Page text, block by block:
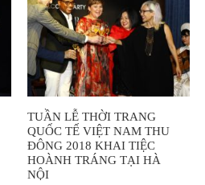
TUẦN LỄ THỜI TRANG
QUỐC TẾ VIỆT NAM THU
ĐÔNG 2018 KHAI TIỆC
HOÀNH TRÁNG TẠI HÀ
NỘI